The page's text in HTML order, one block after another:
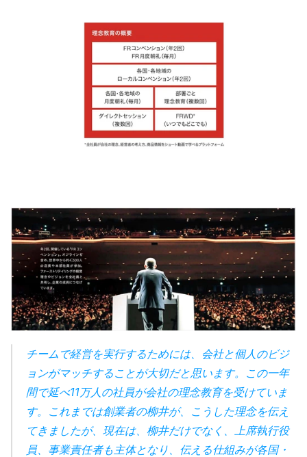
チームで経営を実行するためには、会社と個人のビジ
ョンがマッチすることが大切だと思います。この一年
間で延べ11万人の社員が会社の理念教育を受けていま
す。これまでは創業者の柳井が、こうした理念を伝え
てきましたが、現在は、柳井だけでなく、上席執行役
員、事業責任者も主体となり、伝える仕組みが各国・